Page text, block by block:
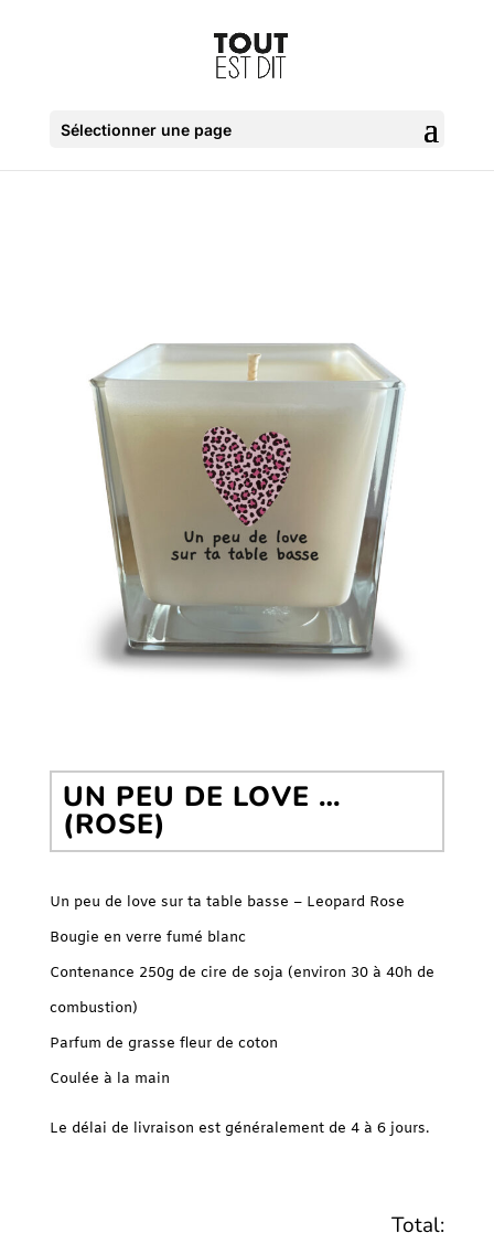
Sélectionner une page
UN PEU DE LOVE …
(ROSE)
Un peu de love sur ta table basse – Leopard Rose
Bougie en verre fumé blanc
Contenance 250g de cire de soja (environ 30 à 40h de
combustion)
Parfum de grasse fleur de coton
Coulée à la main
Le délai de livraison est généralement de 4 à 6 jours.
Total: